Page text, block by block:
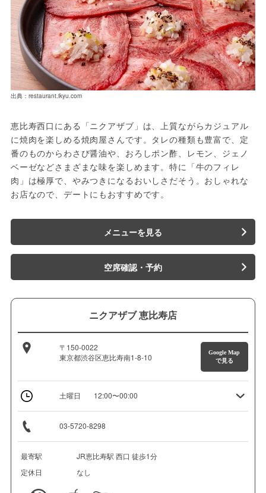
出典：restaurant.ikyu.com
恵比寿西口にある「ニクアザブ」は、上質ながらカジュアル
に焼肉を楽しめる焼肉屋さんです。タレの種類も豊富で、定
番のものからわさび醤油や、おろしポン酢、レモン、ジェノ
ベーゼなどさまざまな味を楽しめます。特に「牛のフィレ
肉」は極厚で、やみつきになるおいしさだそう。おしゃれな
お店なので、デートにもおすすめです。
メニューを見る
空席確認・予約
ニクアザブ 恵比寿店
〒150-0022
東京都渋谷区恵比寿南1-8-10
Google Map
で見る
土曜日 12:00〜00:00
03-5720-8298
最寄駅
JR恵比寿駅 西口 徒歩1分
定休日
なし